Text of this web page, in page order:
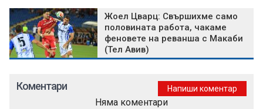
Жоел Цварц: Свършихме само
половината работа, чакаме
феновете на реванша с Макаби
(Тел Авив)
Коментари Напиши коментар
Няма коментари